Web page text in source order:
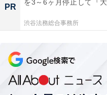
PR
を3～6ヶ月停止して『
渋谷法務総合事務所